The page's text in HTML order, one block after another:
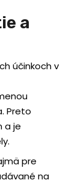
a
účinkoch v
Preto
a je
pre
na